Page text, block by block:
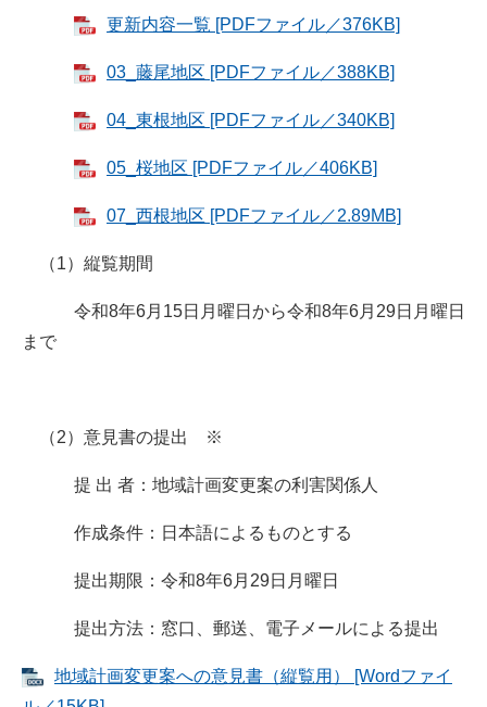
更新内容一覧 [PDFファイル／376KB]
03_藤尾地区 [PDFファイル／388KB]
04_東根地区 [PDFファイル／340KB]
05_桜地区 [PDFファイル／406KB]
07_西根地区 [PDFファイル／2.89MB]
（1）縦覧期間
令和8年6月15日月曜日から令和8年6月29日月曜日
まで
（2）意見書の提出 ※
提 出 者：地域計画変更案の利害関係人
作成条件：日本語によるものとする
提出期限：令和8年6月29日月曜日
提出方法：窓口、郵送、電子メールによる提出
地域計画変更案への意見書（縦覧用） [Wordファイ